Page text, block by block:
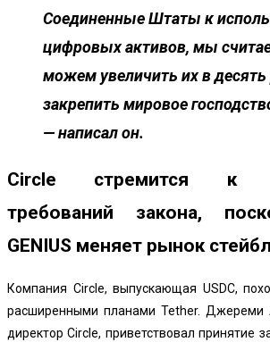
Соединенные Штаты к
цифровых активов, мы
можем увеличить их в десять
закрепить мировое
— написал он.
Circle стремится к
требований закона,
GENIUS меняет рынок
Компания Circle, выпускающая USDC,
расширенными планами Tether. Джереми
директор Circle, приветствовал принятие